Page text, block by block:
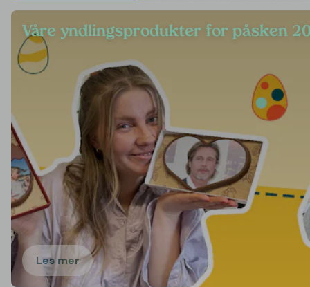
Våre yndlingsprodukter for påsken
Les mer